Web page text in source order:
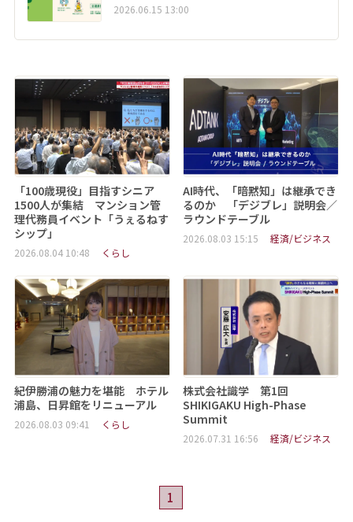
2026.06.15 13:00
「100歳現役」目指すシニア
1500人が集結 マンション管
理代務員イベント「うぇるねす
シップ」
2026.08.04 10:48 くらし
AI時代、「暗黙知」は継承でき
るのか 「デジブレ」説明会／
ラウンドテーブル
2026.08.03 15:15 経済/ビジネス
紀伊勝浦の魅力を堪能 ホテル
浦島、日昇館をリニューアル
2026.08.03 09:41 くらし
株式会社識学 第1回
SHIKIGAKU High-Phase
Summit
2026.07.31 16:56 経済/ビジネス
1